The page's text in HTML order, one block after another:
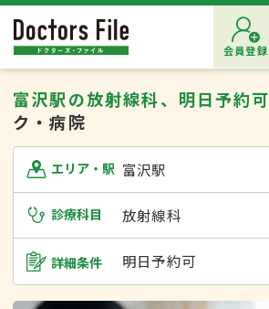
会員登録
富沢駅の放射線科、明日予約可
ク・病院
エリア・駅 富沢駅
診療科目 放射線科
詳細条件 明日予約可